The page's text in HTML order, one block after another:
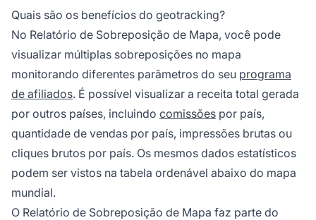
Quais são os benefícios do geotracking?
No Relatório de Sobreposição de Mapa, você pode
visualizar múltiplas sobreposições no mapa
monitorando diferentes parâmetros do seu programa
de afiliados. É possível visualizar a receita total gerada
por outros países, incluindo comissões por país,
quantidade de vendas por país, impressões brutas ou
cliques brutos por país. Os mesmos dados estatísticos
podem ser vistos na tabela ordenável abaixo do mapa
mundial.
O Relatório de Sobreposição de Mapa faz parte do